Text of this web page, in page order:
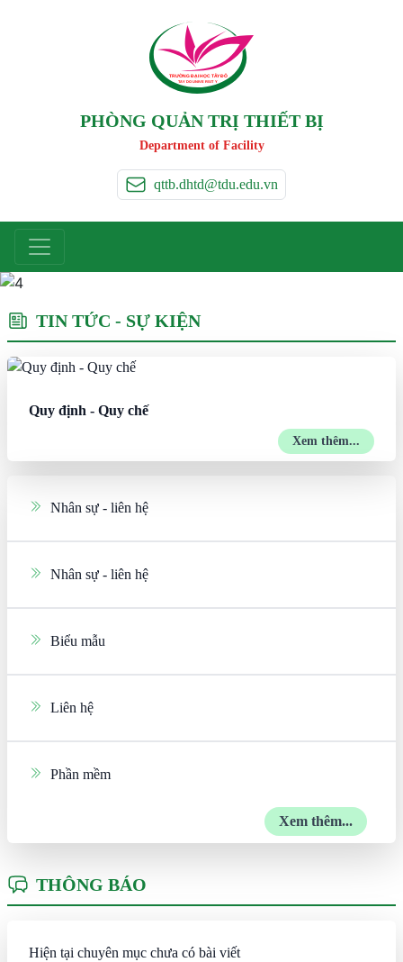
TRƯỜNG ĐẠI HỌC TÂY ĐÔ
TAY DO UNIVERSIT Y
PHÒNG QUẢN TRỊ THIẾT BỊ
Department of Facility
qttb.dhtd@tdu.edu.vn
TIN TỨC - SỰ KIỆN
Quy định - Quy chế
Xem thêm...
Nhân sự - liên hệ
Nhân sự - liên hệ
Biểu mẫu
Liên hệ
Phần mềm
Xem thêm...
THÔNG BÁO
Hiện tại chuyên mục chưa có bài viết